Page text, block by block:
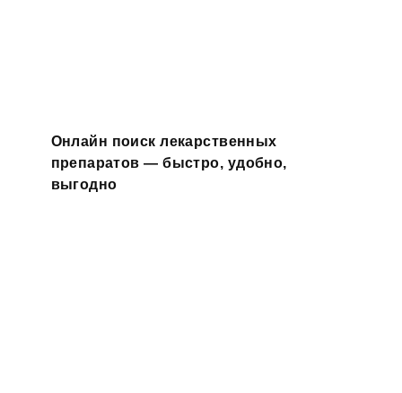
Онлайн поиск лекарственных
препаратов — быстро, удобно,
выгодно